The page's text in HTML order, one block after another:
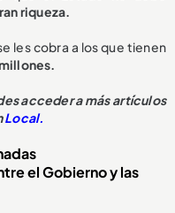
riqueza.
les cobra a los que tienen
acceder a más artículos
Local.
el Gobierno y las